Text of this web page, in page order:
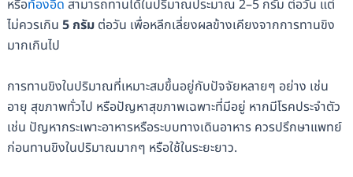
หรือท้องอืด สามารถทานได้ในปริมาณประมาณ 2–5 กรัม ต่อวัน แต่
ไม่ควรเกิน 5 กรัมต่อวัน เพื่อหลีกเลี่ยงผลข้างเคียงจากการทานขิง
มากเกินไป
การทานขิงในปริมาณที่เหมาะสมขึ้นอยู่กับปัจจัยหลายๆ อย่าง เช่น
อายุ สุขภาพทั่วไป หรือปัญหาสุขภาพเฉพาะที่มีอยู่ หากมีโรคประจำตัว
เช่น ปัญหากระเพาะอาหารหรือระบบทางเดินอาหาร ควรปรึกษาแพทย์
ก่อนทานขิงในปริมาณมากๆ หรือใช้ในระยะยาว.